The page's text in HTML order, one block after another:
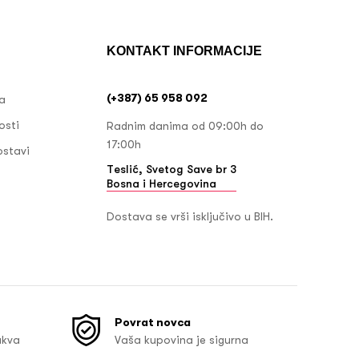
KONTAKT INFORMACIJE
(+387) 65 958 092
Radnim danima od 09:00h do
17:00h
Teslić, Svetog Save br 3
Bosna i Hercegovina
Dostava se vrši isključivo u BIH.
Povrat novca
Vaša kupovina je sigurna